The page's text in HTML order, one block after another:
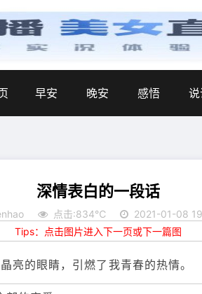
早安 晚安 感悟
深情表白的一段话
点击:834℃
2021-01-08
Tips：点击图片进入下一页或下一篇图
亮的眼睛，引燃了我青春的热情。